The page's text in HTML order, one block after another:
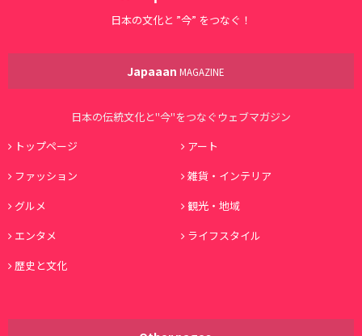
日本の文化と ”今” をつなぐ！
Japaaan MAGAZINE
日本の伝統文化と"今"をつなぐウェブマガジン
トップページ
アート
ファッション
雑貨・インテリア
グルメ
観光・地域
エンタメ
ライフスタイル
歴史と文化